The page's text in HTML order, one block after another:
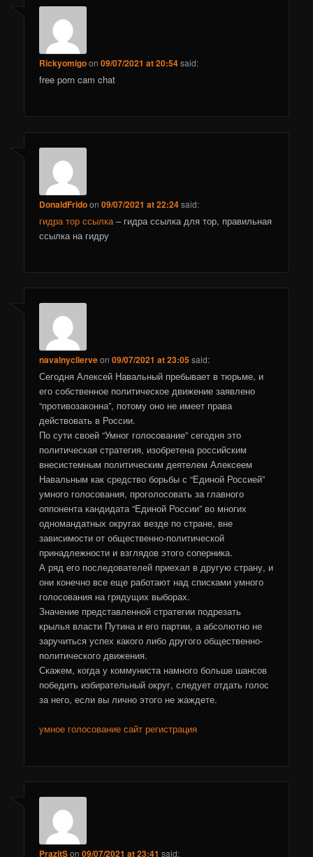
Rickyomigoon09/07/2021 at 20:54said:
free porn cam chat
DonaldFridoon09/07/2021 at 22:24said:
гидра тор ссылка – гидра ссылка для тор, правильная
ссылка на гидру
navalnyclierveon09/07/2021 at 23:05said:
Сегодня Алексей Навальный пребывает в тюрьме, и
его собственное политическое движение заявлено
“противозаконна”, потому оно не имеет права
действовать в России.
По сути своей “Умног голосование” сегодня это
политическая стратегия, изобретена российским
внесистемным политическим деятелем Алексеем
Навальным как средство борьбы с “Единой Россией”
умного голосования, проголосовать за главного
оппонента кандидата “Единой России” во многих
одномандатных округах везде по стране, вне
зависимости от общественно-политической
принадлежности и взглядов этого соперника.
А ряд его последователей приехал в другую страну, и
они конечно все еще работают над списками умного
голосования на грядущих выборах.
Значение представленной стратегии подрезать
крылья власти Путина и его партии, а абсолютно не
заручиться успех какого либо другого общественно-
политического движения.
Скажем, когда у коммуниста намного больше шансов
победить избирательный округ, следует отдать голос
за него, если вы лично этого не жаждете.
умное голосование сайт регистрация
PrazitSon09/07/2021 at 23:41 said: